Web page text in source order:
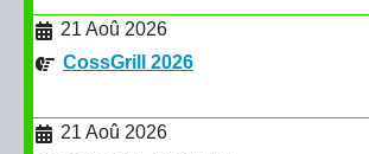
21 Aoû 2026
CossGrill 2026
21 Aoû 2026